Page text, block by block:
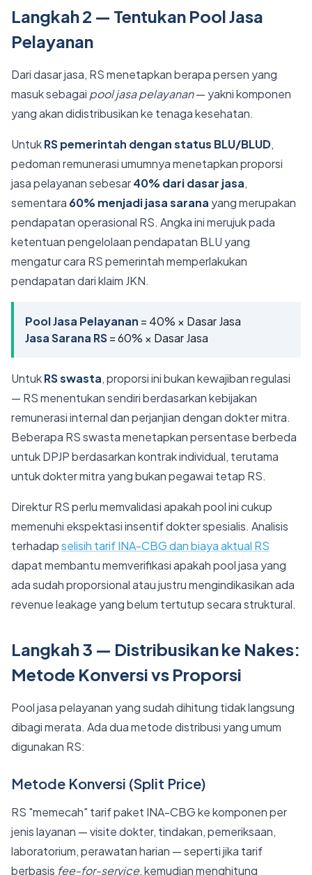
Langkah 2 — Tentukan Pool Jasa
Pelayanan
Dari dasar jasa, RS menetapkan berapa persen yang
masuk sebagai pool jasa pelayanan— yakni komponen
yang akan didistribusikan ke tenaga kesehatan.
UntukRS pemerintah dengan status BLU/BLUD,
pedoman remunerasi umumnya menetapkan proporsi
jasa pelayanan sebesar40% dari dasar jasa,
sementara 60% menjadi jasa sarana yang merupakan
pendapatan operasional RS. Angka ini merujuk pada
ketentuan pengelolaan pendapatan BLU yang
mengatur cara RS pemerintah memperlakukan
pendapatan dari klaim JKN.
Pool Jasa Pelayanan = 40% × Dasar Jasa
Jasa Sarana RS= 60% × Dasar Jasa
UntukRS swasta, proporsi ini bukan kewajiban regulasi
— RS menentukan sendiri berdasarkan kebijakan
remunerasi internal dan perjanjian dengan dokter mitra.
Beberapa RS swasta menetapkan persentase berbeda
untuk DPJP berdasarkan kontrak individual, terutama
untuk dokter mitra yang bukan pegawai tetap RS.
Direktur RS perlu memvalidasi apakah pool ini cukup
memenuhi ekspektasi insentif dokter spesialis. Analisis
terhadapselisih tarif INA-CBG dan biaya aktual RS
dapat membantu memverifikasi apakah pool jasa yang
ada sudah proporsional atau justru mengindikasikan ada
revenue leakage yang belum tertutup secara struktural.
Langkah 3 — Distribusikan ke Nakes:
Metode Konversi vs Proporsi
Pool jasa pelayanan yang sudah dihitung tidak langsung
dibagi merata. Ada dua metode distribusi yang umum
digunakan RS:
Metode Konversi (Split Price)
RS "memecah" tarif paket INA-CBG ke komponen per
jenis layanan — visite dokter, tindakan, pemeriksaan,
laboratorium, perawatan harian — seperti jika tarif
berbasis fee-for-service, kemudian menghitung